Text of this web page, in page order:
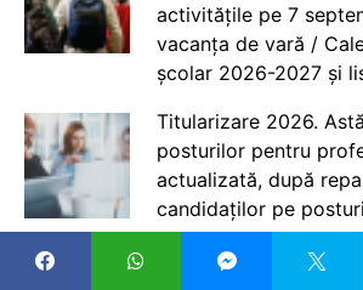
activitățile pe 7
vacanța de vară /
școlar 2026-2027 și
Titularizare 2026.
posturilor pentru
actualizată, după
candidaților pe